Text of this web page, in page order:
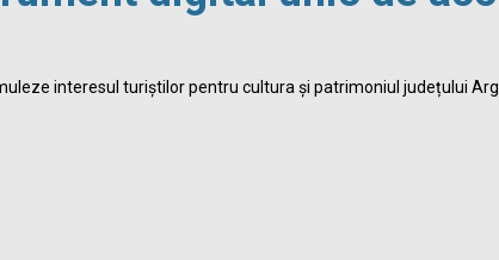
interesul turiștilor pentru cultura și patrimoniul județului